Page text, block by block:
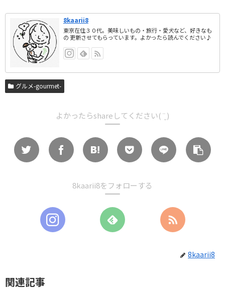
8kaarii8
東京在住３０代。美味しいもの・旅行・愛犬など、好きなも
の 更新させてもらっています。よかったら読んでください♪
グルメ-gourmet-
よかったらshareしてください( ¨̮ )
8kaarii8をフォローする
8kaarii8
関連記事